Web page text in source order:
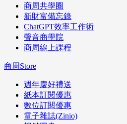
商周共學圈
新財富備忘錄
ChatGPT效率工作術
聲音商學院
商周線上課程
商周Store
週年慶好禮送
紙本訂閱優惠
數位訂閱優惠
電子雜誌(Zinio)